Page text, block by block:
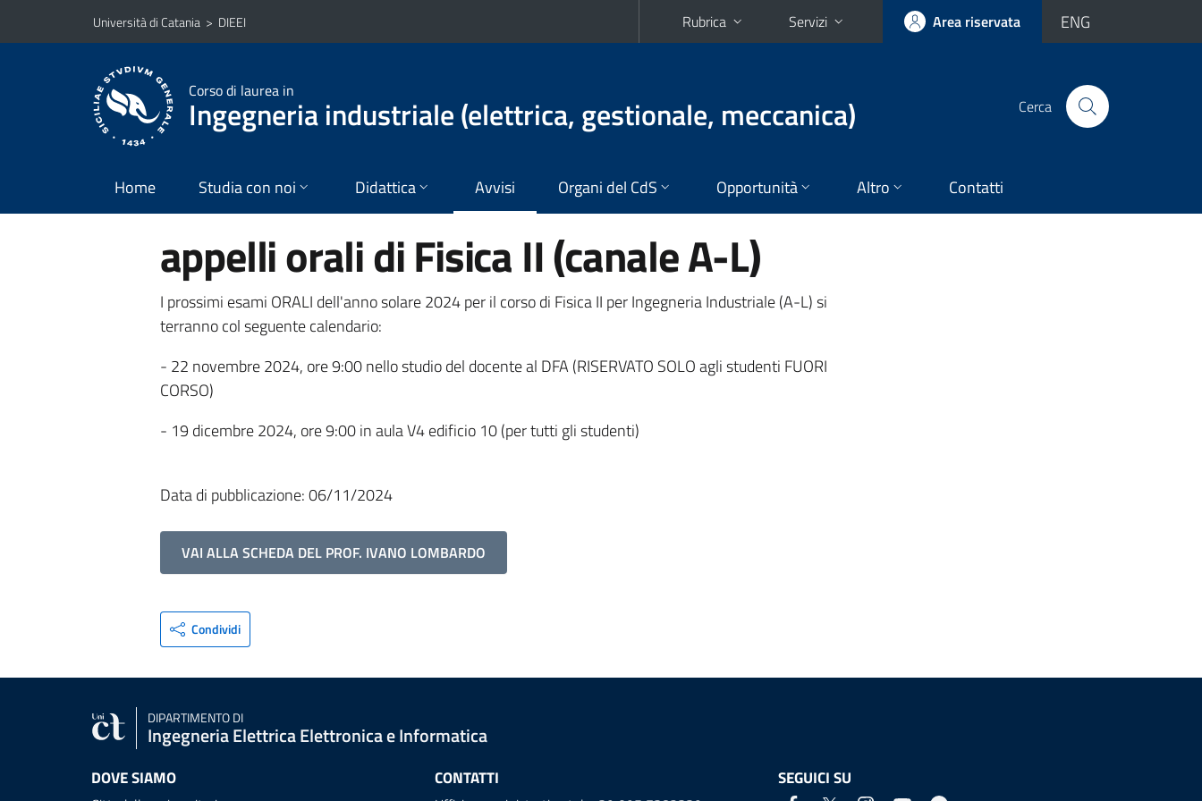
Vai al contenuto principale
Vai al menu di navigazione
Università di Catania > DIEEI Rubrica Servizi Area riservata ENG
Corso di laurea in
Ingegneria industriale (elettrica, gestionale, meccanica) Cerca
Home Studia con noi Didattica Avvisi Organi del CdS Opportunità Altro Contatti
appelli orali di Fisica II (canale A-L)
I prossimi esami ORALI dell'anno solare 2024 per il corso di Fisica II per Ingegneria Industriale (A-L) si
terranno col seguente calendario:
- 22 novembre 2024, ore 9:00 nello studio del docente al DFA (RISERVATO SOLO agli studenti FUORI
CORSO)
- 19 dicembre 2024, ore 9:00 in aula V4 edificio 10 (per tutti gli studenti)
Data di pubblicazione: 06/11/2024
VAI ALLA SCHEDA DEL PROF. IVANO LOMBARDO
Condividi
DIPARTIMENTO DI
Ingegneria Elettrica Elettronica e Informatica
DOVE SIAMO CONTATTI SEGUICI SU